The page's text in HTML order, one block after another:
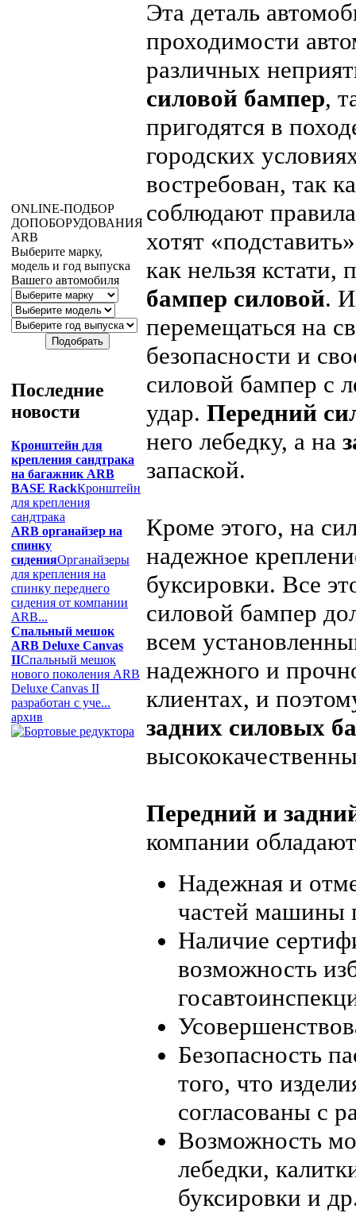
ONLINE-ПОДБОР
ДОПОБОРУДОВАНИЯ
ARB
Выберите марку,
модель и год выпуска
Вашего автомобиля
Последние
новости
Кронштейн для
крепления сандтрака
на багажник ARB
BASE RackКронштейн
для крепления
сандтрака
ARB органайзер на
спинку
сиденияОрганайзеры
для крепления на
спинку переднего
сидения от компании
ARB...
Спальный мешок
ARB Deluxe Canvas
IIСпальный мешок
нового поколения ARB
Deluxe Canvas II
разработан с уче...
архив
Эта деталь
проходимости
различных
силовой бампер,
пригодятся в
городских
востребован, так
соблюдают
хотят
как нельзя кстати,
бампер силовой.
перемещаться на
безопасности и
силовой бампер с
удар. Передний
него лебедку, а на
запаской.
Кроме этого, на
надежное
буксировки. Все
силовой бампер
всем
надежного и
клиентах, и
задних силовых
Передний и
компании
Надежная и
частей машины
Наличие
возможность
Безопасность
того, что
согласованы с
Возможность
лебедки,
буксировки и